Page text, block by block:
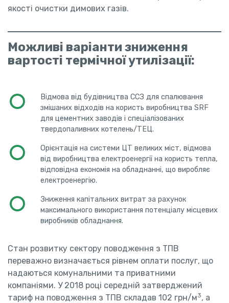
якості очистки димових газів.
Можливі варіанти зниження
вартості термічної утилізації:
Відмова від будівництва ССЗ для спалювання
змішаних відходів на користь виробництва SRF
для цементних заводів і спеціалізованих
твердопаливних котелень/ТЕЦ.
Орієнтація на системи ЦТ великих міст, відмова
від виробництва електроенергії на користь тепла,
відповідна економія на обладнанні, що виробляє
електроенергію.
Зниження капітальних витрат за рахунок
максимального використання потенціалу місцевих
виробників обладнання.
Стан розвитку сектору поводження з ТПВ
переважно визначається рівнем оплати послуг, що
надаються комунальними та приватними
компаніями. У 2018 році середній затверджений
тариф на поводження з ТПВ складав 102 грн/м3, а